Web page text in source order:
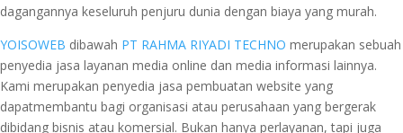
dagangannya keseluruh penjuru dunia dengan biaya yang murah.
YOISOWEB dibawah PT RAHMA RIYADI TECHNO merupakan sebuah
penyedia jasa layanan media online dan media informasi lainnya.
Kami merupakan penyedia jasa pembuatan website yang
dapatmembantu bagi organisasi atau perusahaan yang bergerak
dibidang bisnis atau komersial. Bukan hanya perlayanan, tapi juga